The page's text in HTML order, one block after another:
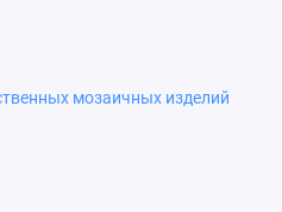
мозаичных изделий